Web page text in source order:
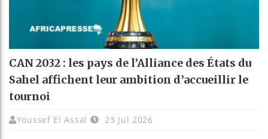
CAN 2032 : les pays de l’Alliance des États du
Sahel affichent leur ambition d’accueillir le
tournoi
Youssef El Assal 23 Jul 2026